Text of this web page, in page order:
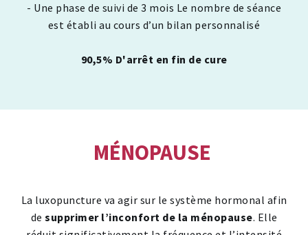
- Une phase de suivi de 3 mois Le nombre de séance
est établi au cours d’un bilan personnalisé
90,5% D'arrêt en fin de cure
MÉNOPAUSE
La luxopuncture va agir sur le système hormonal afin
de supprimer l’inconfort de la ménopause. Elle